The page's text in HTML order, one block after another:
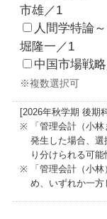
市雄／1
人間学特論
堀隆一／1
中国市場戦
※複数選択可
[2026年秋学期 後期
「管理会計（小
発生した場合、
り分けられる可能
「管理会計（小
め、いずれか一方